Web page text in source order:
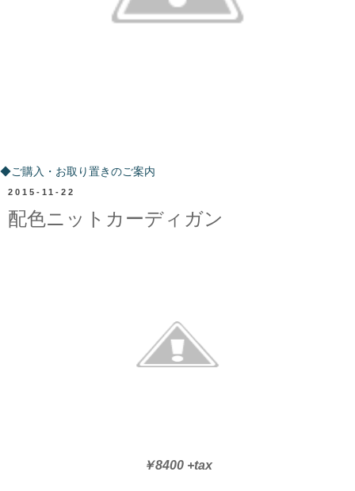
◆ご購入・お取り置きのご案内
2015-11-22
配色ニットカーディガン
￥8400 +tax